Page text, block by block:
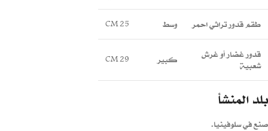
طقم قدور تراثي احمر وسط CM 25
قدور غضار أو غرش
شعبية
كبير CM 29
بلد المنشأ
صنع في سلوفينيا.